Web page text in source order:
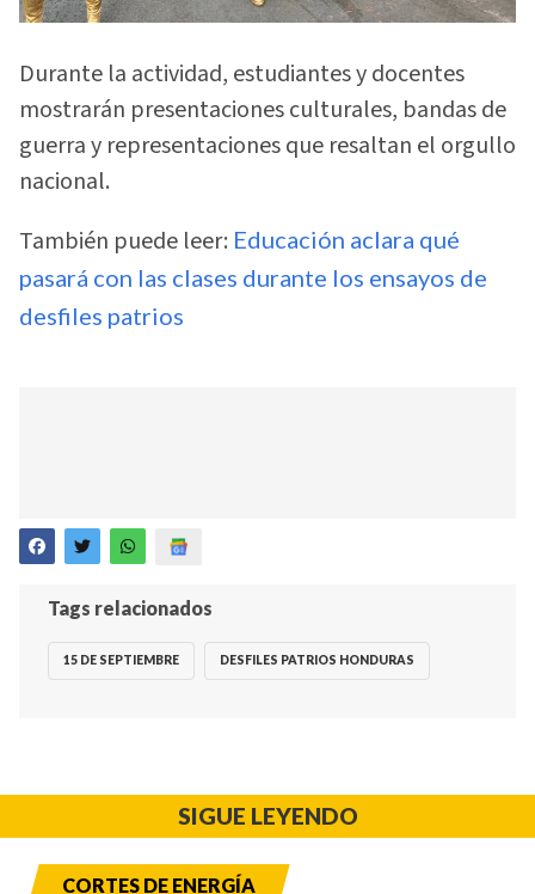
Durante la actividad, estudiantes y docentes
mostrarán presentaciones culturales, bandas de
guerra y representaciones que resaltan el orgullo
nacional.
También puede leer: Educación aclara qué
pasará con las clases durante los ensayos de
desfiles patrios
Tags relacionados
15 DE SEPTIEMBRE DESFILES PATRIOS HONDURAS
SIGUE LEYENDO
CORTES DE ENERGÍA